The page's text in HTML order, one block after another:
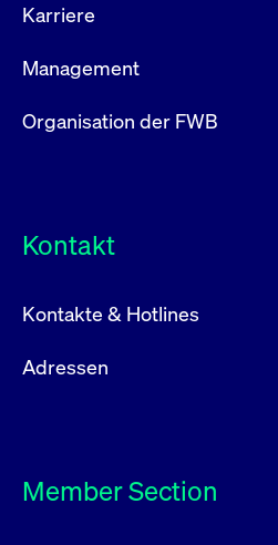
Karriere
Management
Organisation der FWB
Kontakt
Kontakte & Hotlines
Adressen
Member Section